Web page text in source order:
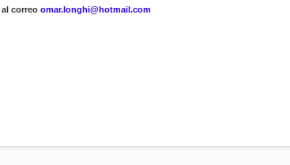
correo omar.longhi@hotmail.com